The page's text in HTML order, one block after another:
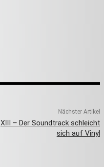
Nächster Artikel
XIII – Der Soundtrack schleicht
sich auf Vinyl